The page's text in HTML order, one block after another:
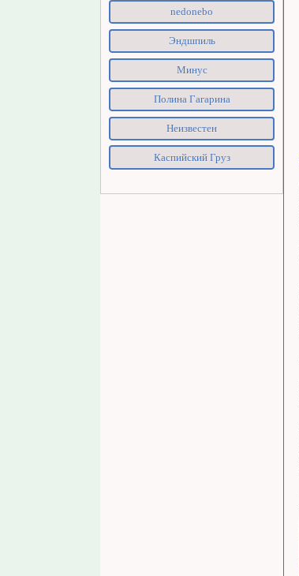
nedonebo
Эндшпиль
Минус
Полина Гагарина
Неизвестен
Каспийский Груз